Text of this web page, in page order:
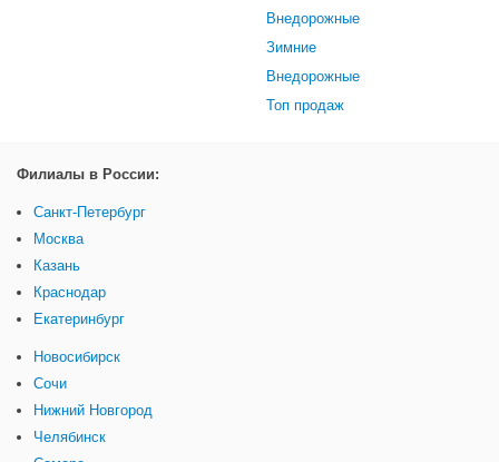
Внедорожные
Зимние
Внедорожные
Топ продаж
Филиалы в России:
Санкт-Петербург
Москва
Казань
Краснодар
Екатеринбург
Новосибирск
Сочи
Нижний Новгород
Челябинск